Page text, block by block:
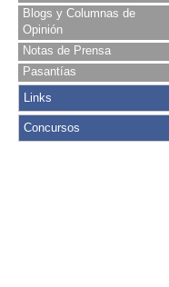
Blogs y Columnas de
Opinión
Notas de Prensa
Pasantías
Links
Concursos